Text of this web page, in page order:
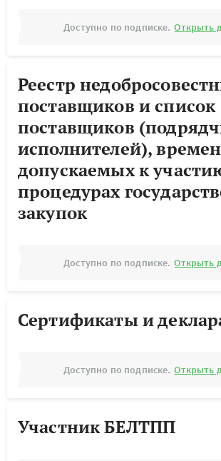
Доступно по подписке. Открыть
Реестр
поставщиков и список
поставщиков
исполнителей),
допускаемых к
процедурах
закупок
Доступно по подписке. Открыть
Сертификаты и
Доступно по подписке. Открыть
Участник БЕЛТПП